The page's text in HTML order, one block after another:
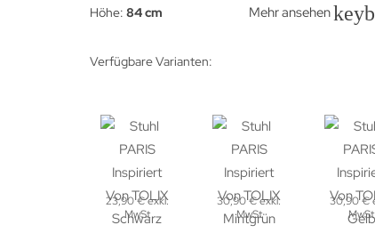
Höhe: 84 cm Mehr ansehen
Verfügbare Varianten:
23,90 € exkl.
MwSt
30,90 € exkl.
MwSt
30,90 €
MwSt